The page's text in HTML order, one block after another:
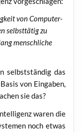
von Com­pu­ter­
selbst­tä­tig zu
mensch­li­che
selbst­stän­dig das
von Ein­ga­ben,
sie das?
waren die
noch etwas